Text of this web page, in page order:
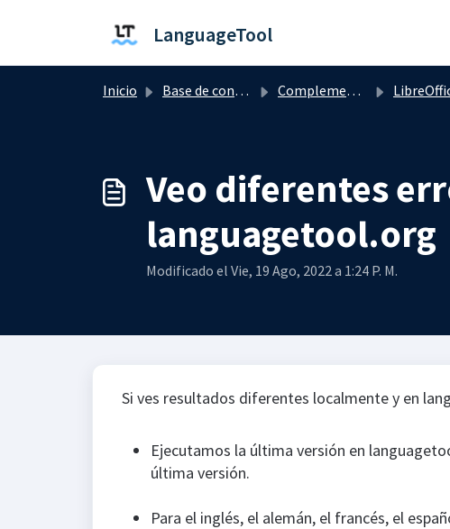
LanguageTool
Inicio Base de conocimientos Complementos, extensiones y aplicaciones
Veo diferentes
languagetool.org
Modificado el Vie, 19 Ago, 2022 a 1:24 P. M.
Si ves resultados diferentes localmente y en
Ejecutamos la última versión en
última versión.
Para el inglés, el alemán, el francés, el